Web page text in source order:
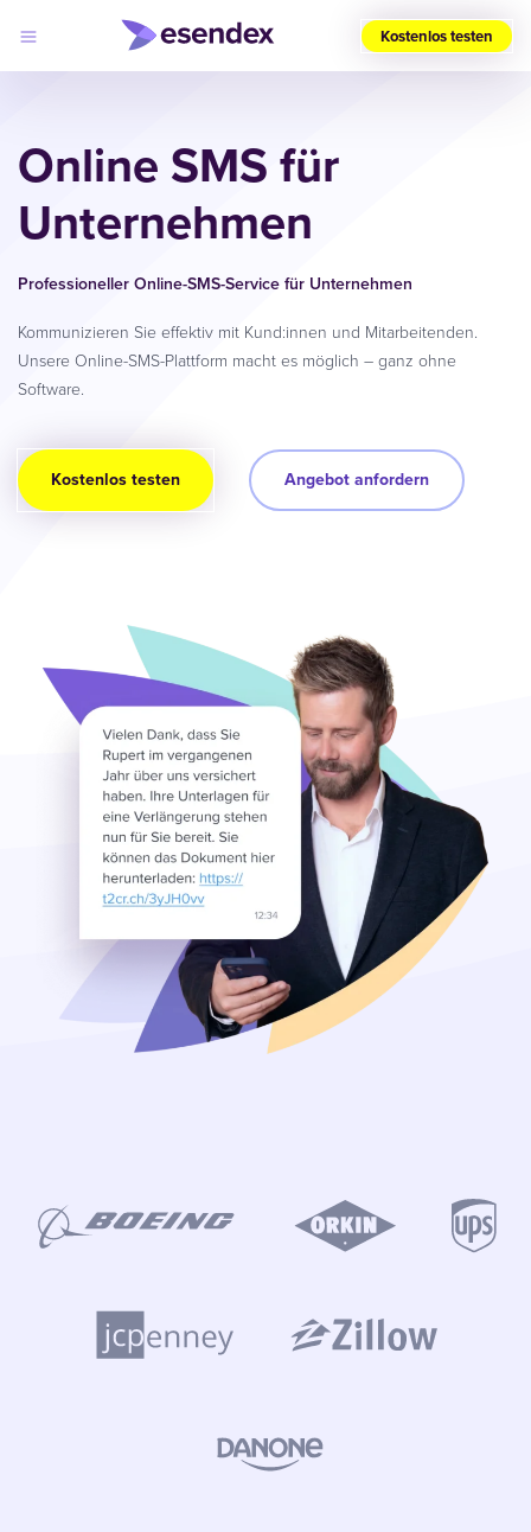
Ihre
Region
Produkte
Developers
Warum
Esendex?
Log
Kostenlos testen
Online SMS für
Unternehmen
Professioneller Online-SMS-Service für Unternehmen
Kommunizieren Sie effektiv mit Kund:innen und Mitarbeitenden.
Unsere Online-SMS-Plattform macht es möglich – ganz ohne
Software.
Kostenlos testen Angebot anfordern